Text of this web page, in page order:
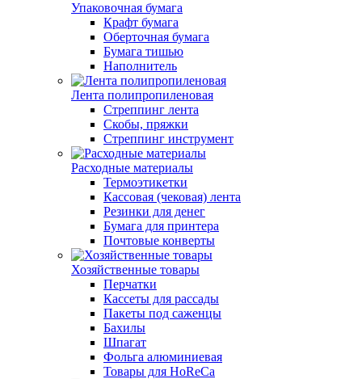
Упаковочная бумага
Крафт бумага
Оберточная бумага
Бумага тишью
Наполнитель
Лента полипропиленовая
Стреппинг лента
Скобы, пряжки
Стреппинг инструмент
Расходные материалы
Термоэтикетки
Кассовая (чековая) лента
Резинки для денег
Бумага для принтера
Почтовые конверты
Хозяйственные товары
Перчатки
Кассеты для рассады
Пакеты под саженцы
Бахилы
Шпагат
Фольга алюминиевая
Товары для HoReCa